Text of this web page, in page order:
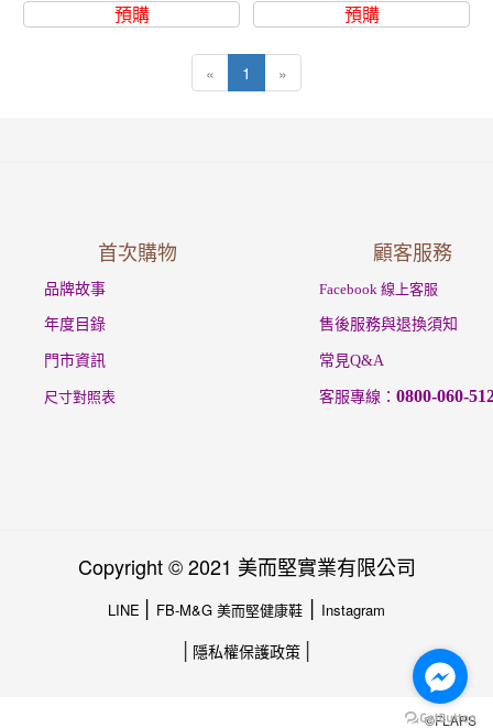
預購 預購
« 1 »
首次購物 顧客服務
品牌故事 Facebook 線上客服
年度目錄 售後服務與退換須知
門市資訊 常見Q&A
尺寸對照表 客服專線： 0800-060-
Copyright © 2021 美而堅實業有限公司
LINE | FB-M&G 美而堅健康鞋 | Instagram
| 隱私權保護政策 |
©FLAPS